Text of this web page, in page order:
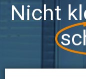
Nicht